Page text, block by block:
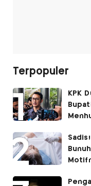
Terpopuler
KPK